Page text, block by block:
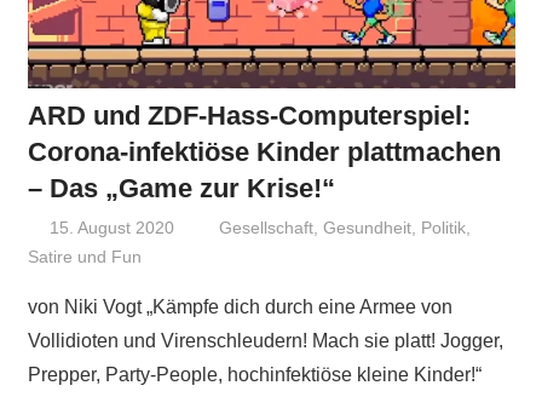
ARD und ZDF-Hass-Computerspiel:
Corona-infektiöse Kinder plattmachen
– Das „Game zur Krise!“
15. August 2020 Niki Vogt
Gesellschaft,Gesundheit, Politik,
Satire und Fun
von Niki Vogt „Kämpfe dich durch eine Armee von
Vollidioten und Virenschleudern! Mach sie platt! Jogger,
Prepper, Party-People, hochinfektiöse kleine Kinder!“